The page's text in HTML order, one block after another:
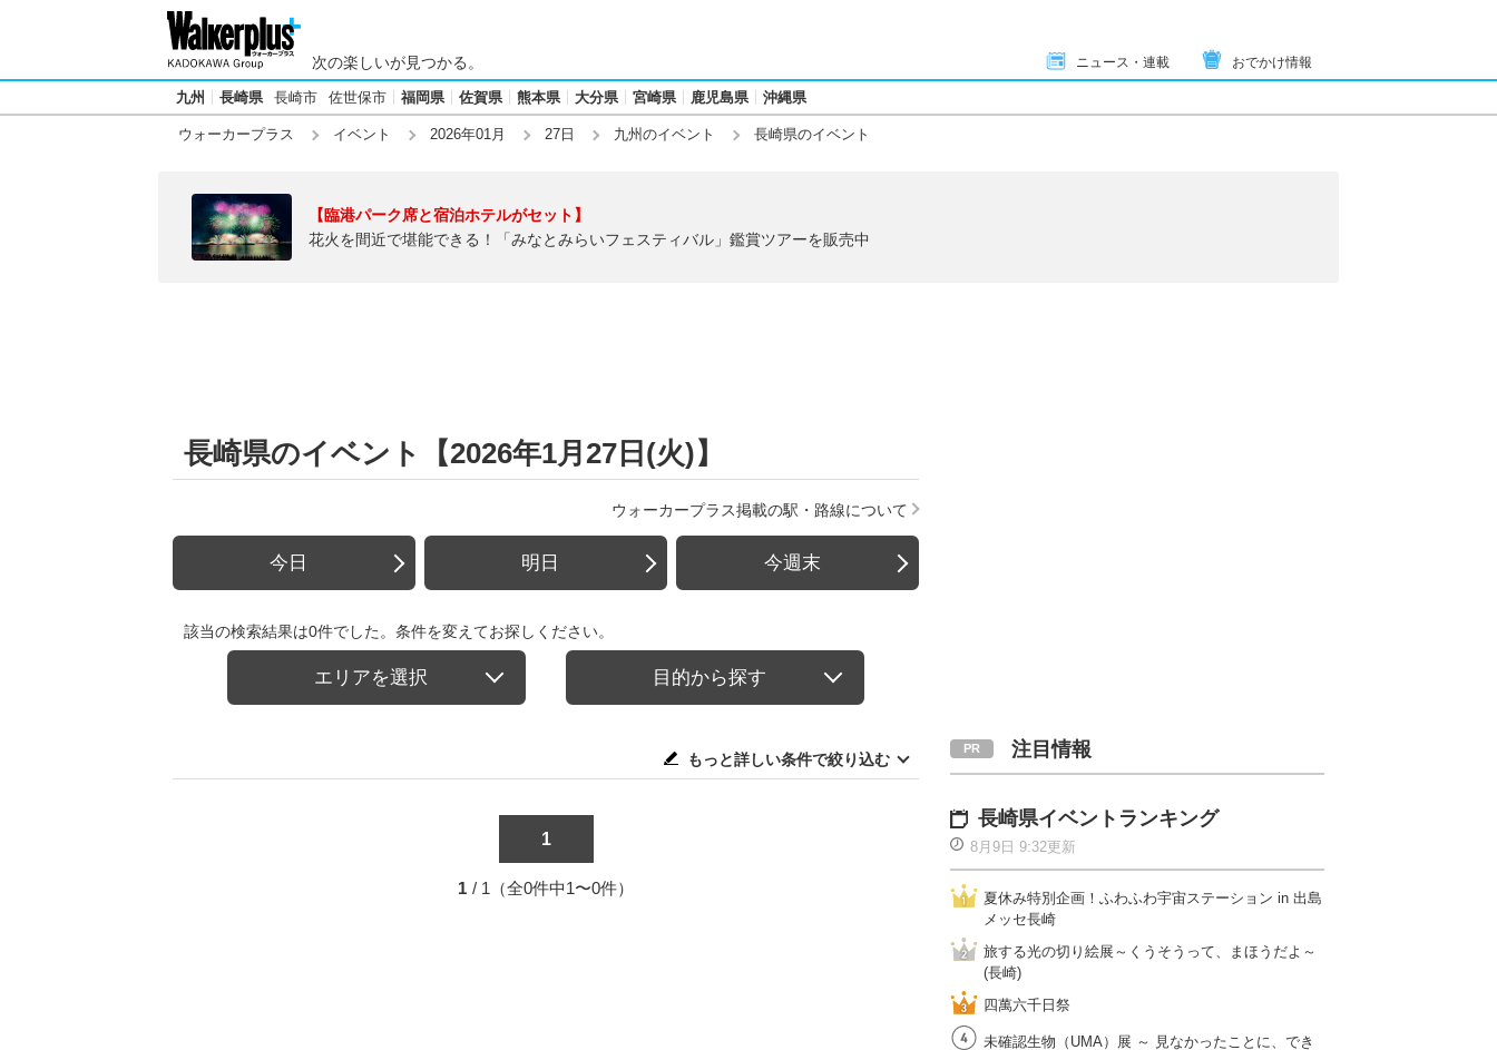
次の楽しいが見つかる。 ニュース・連載 おでかけ情報
九州 長崎県 長崎市 佐世保市 福岡県 佐賀県 熊本県 大分県 宮崎県 鹿児島県 沖縄県
ウォーカープラス イベント 2026年01月 27日 九州のイベント 長崎県のイベント
【臨港パーク席と宿泊ホテルがセット】
花火を間近で堪能できる！「みなとみらいフェスティバル」鑑賞ツアーを販売中
長崎県のイベント【2026年1月27日(火)】
ウォーカープラス掲載の駅・路線について
今日 明日 今週末
該当の検索結果は0件でした。条件を変えてお探しください。
エリアを選択 目的から探す
もっと詳しい条件で絞り込む
1
1 / 1（全0件中1〜0件）
注目情報
長崎県イベントランキング
8月9日 9:32更新
夏休み特別企画！ふわふわ宇宙ステーション in 出島
メッセ長崎
旅する光の切り絵展～くうそうって、まほうだよ～
(長崎)
四萬六千日祭
未確認生物（UMA）展 ～ 見なかったことに、でき